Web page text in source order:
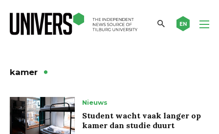
EN
kamer
Nieuws
Student wacht vaak langer op
kamer dan studie duurt